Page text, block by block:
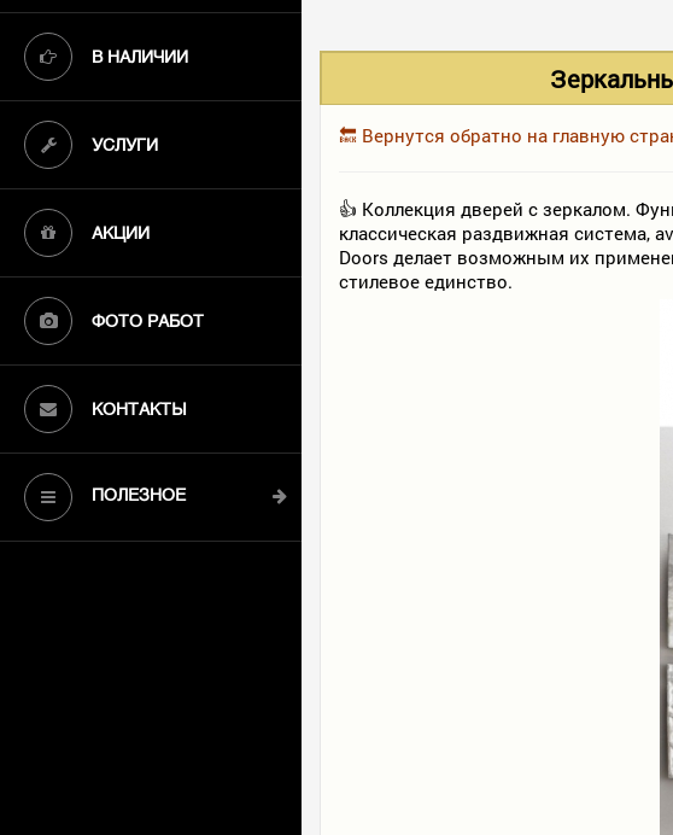
В НАЛИЧИИ
УСЛУГИ
АКЦИИ
ФОТО РАБОТ
КОНТАКТЫ
ПОЛЕЗНОЕ
🔙 Вернутся обратно на главную
👍 Коллекция дверей с зеркалом.
классическая раздвижная система,
Doors делает возможным их
стилевое единство.